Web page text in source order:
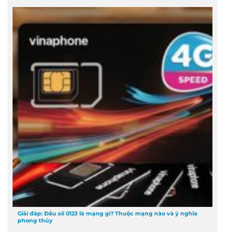
Giải đáp: Đầu số 0123 là mạng gì? Thuộc mạng nào và ý nghĩa
phong thủy